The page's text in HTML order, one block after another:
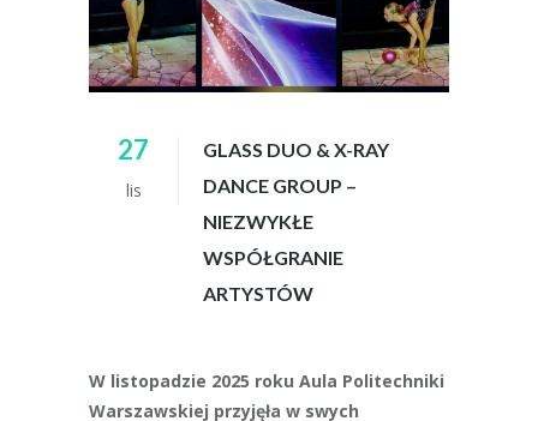
27
lis
GLASS DUO & X-RAY
DANCE GROUP –
NIEZWYKŁE
WSPÓŁGRANIE
ARTYSTÓW
W listopadzie 2025 roku Aula Politechniki
Warszawskiej przyjęła w swych